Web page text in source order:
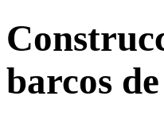
barcos